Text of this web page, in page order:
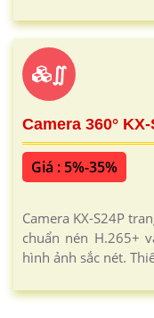
∬
Camera 360°
Giá : 5%-35%
Camera KX-S24P
chuẩn nén H.265+
hình ảnh sắc nét.